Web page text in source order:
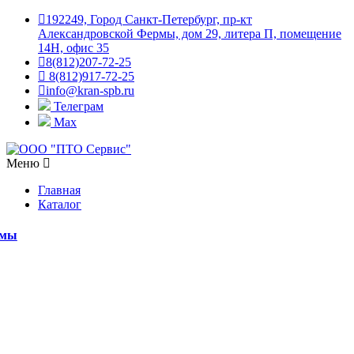
192249, Город Санкт-Петербург, пр-кт
Александровской Фермы, дом 29, литера П, помещение
14Н, офис 35
8(812)207-72-25
8(812)917-72-25
info@kran-spb.ru
Телеграм
Max
Меню
Главная
Каталог